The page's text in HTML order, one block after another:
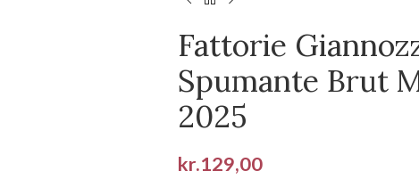
Fattorie
Spumante Brut
2025
kr.129,00